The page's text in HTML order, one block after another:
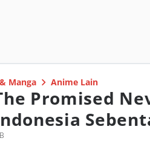
Manga Anime Lain
Promised